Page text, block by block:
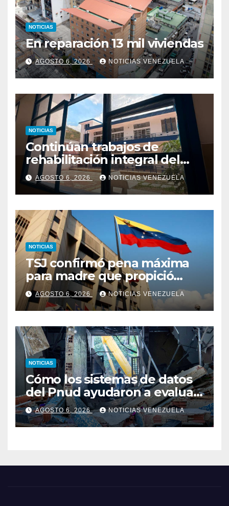
NOTICIAS
En reparación 13 mil viviendas
AGOSTO 6, 2026 NOTICIAS VENEZUELA
NOTICIAS
Continúan trabajos de
rehabilitación integral del
Hospital El Algodonal en
Caracas
AGOSTO 6, 2026 NOTICIAS VENEZUELA
NOTICIAS
TSJ confirmó pena máxima
para madre que propició
abuso y asesinato de su hijo
AGOSTO 6, 2026 NOTICIAS VENEZUELA
NOTICIAS
Cómo los sistemas de datos
del Pnud ayudaron a evaluar
el sismo y tomar decisiones
AGOSTO 6, 2026 NOTICIAS VENEZUELA